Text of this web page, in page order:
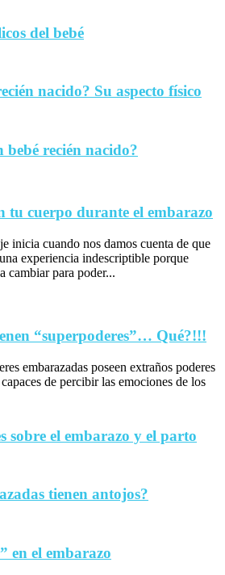
del bebé
nacido? Su aspecto físico
recién nacido?
tu cuerpo durante el embarazo
inicia cuando nos damos cuenta de que
experiencia indescriptible porque
cambiar para poder...
“superpoderes”… Qué?!!!
embarazadas poseen extraños poderes
de percibir las emociones de los
sobre el embarazo y el parto
tienen antojos?
en el embarazo